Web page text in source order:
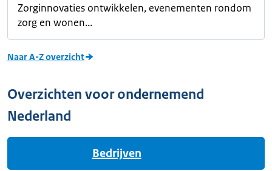
Zorginnovaties ontwikkelen, evenementen rondom
zorg en wonen...
Naar A-Z overzicht
Overzichten voor ondernemend
Nederland
Bedrijven